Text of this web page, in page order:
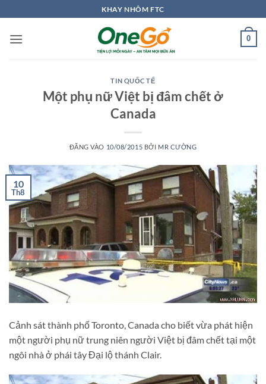
qua
nội
KHAY NHÔM FTC
0
TIN QUỐC TẾ
Một phụ nữ Việt bị đâm chết ở
Canada
ĐĂNG VÀO 10/08/2015 BỞI MR CƯỜNG
10
Th8
Cảnh sát thành phố Toronto, Canada cho biết vừa phát hiện
một người phụ nữ trung niên người Việt bị đâm chết tại một
ngôi nhà ở phái tây Đại lộ thánh Clair.